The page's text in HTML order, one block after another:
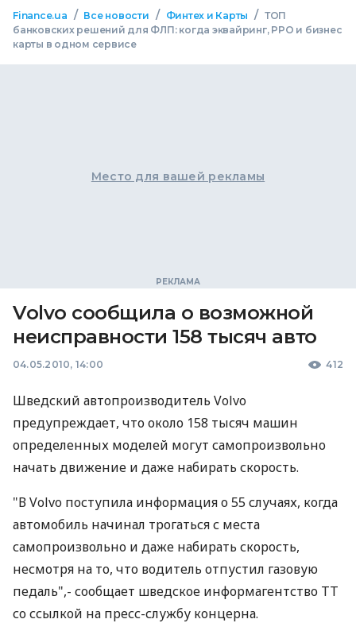
Finance.ua / Все новости / Финтех и Карты / ТОП
банковских решений для ФЛП: когда эквайринг, РРО и бизнес
карты в одном сервисе
Место для вашей рекламы
Volvo сообщила о возможной
неисправности 158 тысяч авто
04.05.2010, 14:00 412
Шведский автопроизводитель Volvo
предупреждает, что около 158 тысяч машин
определенных моделей могут самопроизвольно
начать движение и даже набирать скорость.
"В Volvo поступила информация о 55 случаях, когда
автомобиль начинал трогаться с места
самопроизвольно и даже набирать скорость,
несмотря на то, что водитель отпустил газовую
педаль",- сообщает шведское информагентство ТТ
со ссылкой на пресс-службу концерна.